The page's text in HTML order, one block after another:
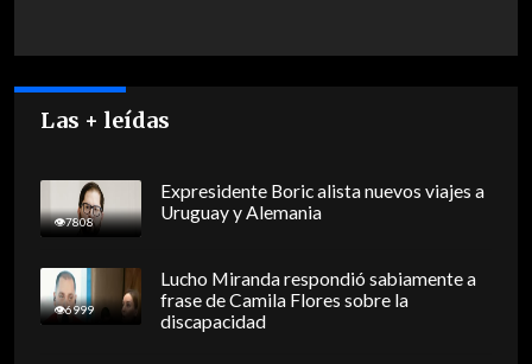
Las + leídas
7808
Expresidente Boric alista nuevos viajes a
Uruguay y Alemania
6999
Lucho Miranda respondió sabiamente a
frase de Camila Flores sobre la
discapacidad